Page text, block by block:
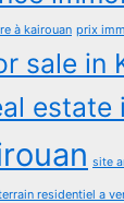
à kairouan prix
sale in
estate
site
residentiel a